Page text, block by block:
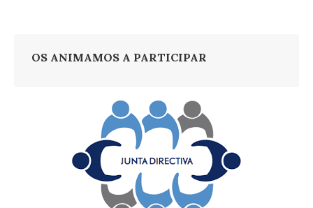
OS ANIMAMOS A PARTICIPAR